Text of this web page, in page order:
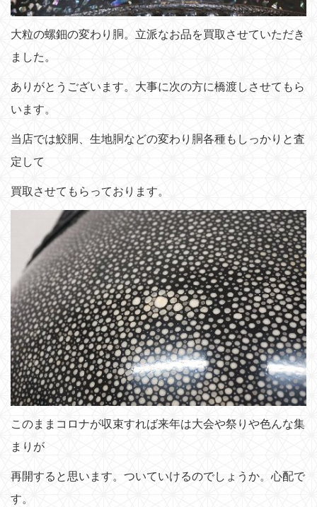
大粒の螺鈿の変わり胴。立派なお品を買取させていただき
ました。
ありがとうございます。大事に次の方に橋渡しさせてもら
います。
当店では鮫胴、生地胴などの変わり胴各種もしっかりと査
定して
買取させてもらっております。
このままコロナが収束すれば来年は大会や祭りや色んな集
まりが
再開すると思います。ついていけるのでしょうか。心配で
す。